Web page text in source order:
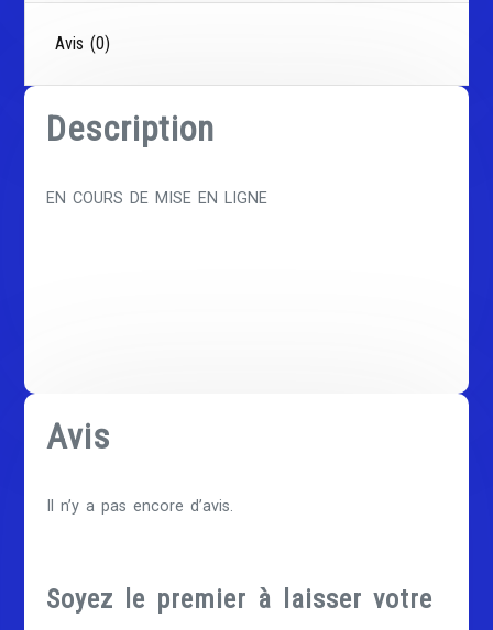
Avis (0)
Description
EN COURS DE MISE EN LIGNE
Avis
Il n’y a pas encore d’avis.
Soyez le premier à laisser votre